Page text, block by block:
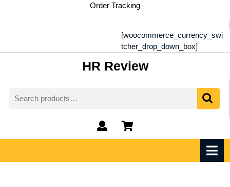
Order Tracking
[woocommerce_currency_swi
tcher_drop_down_box]
HR Review
for:
My
Account
shopping
cart